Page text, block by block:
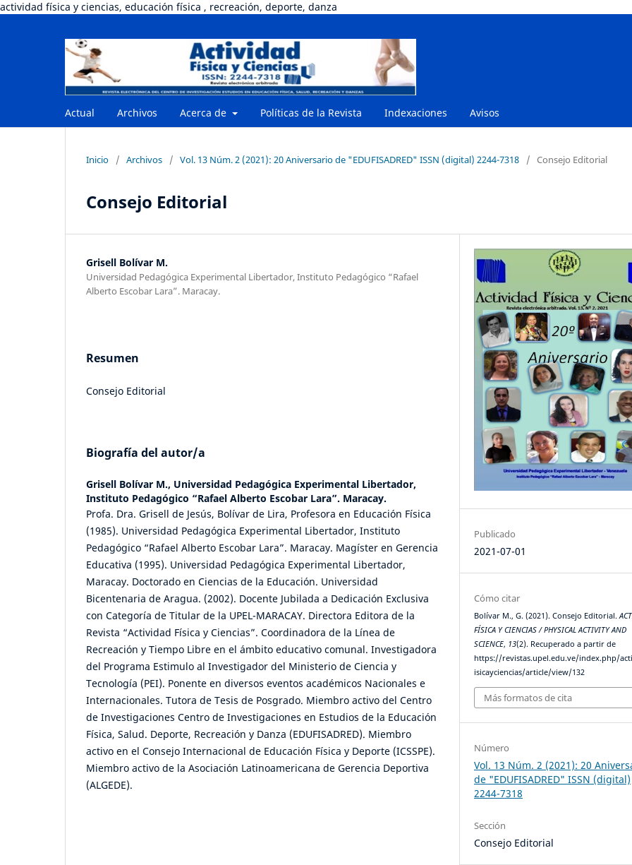
actividad física y ciencias, educación física , recreación, deporte, danza
Actual Archivos Acerca de Políticas de la Revista Indexaciones Avisos
Inicio / Archivos / Vol. 13 Núm. 2 (2021): 20 Aniversario de "EDUFISADRED" ISSN (digital) 2244-7318 / Consejo Editorial
Consejo Editorial
Grisell Bolívar M.
Universidad Pedagógica Experimental Libertador, Instituto Pedagógico “Rafael
Alberto Escobar Lara”. Maracay.
Resumen
Consejo Editorial
Biografía del autor/a
Grisell Bolívar M., Universidad Pedagógica Experimental Libertador,
Instituto Pedagógico “Rafael Alberto Escobar Lara”. Maracay.
Profa. Dra. Grisell de Jesús, Bolívar de Lira, Profesora en Educación Física
(1985). Universidad Pedagógica Experimental Libertador, Instituto
Pedagógico “Rafael Alberto Escobar Lara”. Maracay. Magíster en Gerencia
Educativa (1995). Universidad Pedagógica Experimental Libertador,
Maracay. Doctorado en Ciencias de la Educación. Universidad
Bicentenaria de Aragua. (2002). Docente Jubilada a Dedicación Exclusiva
con Categoría de Titular de la UPEL-MARACAY. Directora Editora de la
Revista “Actividad Física y Ciencias”. Coordinadora de la Línea de
Recreación y Tiempo Libre en el ámbito educativo comunal. Investigadora
del Programa Estimulo al Investigador del Ministerio de Ciencia y
Tecnología (PEI). Ponente en diversos eventos académicos Nacionales e
Internacionales. Tutora de Tesis de Posgrado. Miembro activo del Centro
de Investigaciones Centro de Investigaciones en Estudios de la Educación
Física, Salud. Deporte, Recreación y Danza (EDUFISADRED). Miembro
activo en el Consejo Internacional de Educación Física y Deporte (ICSSPE).
Miembro activo de la Asociación Latinoamericana de Gerencia Deportiva
(ALGEDE).
Publicado
2021-07-01
Cómo citar
Bolívar M., G. (2021). Consejo Editorial.
FÍSICA Y CIENCIAS / PHYSICAL ACTIVITY AND
SCIENCE, 13(2). Recuperado a partir de
https://revistas.upel.edu.ve/index.php/
isicayciencias/article/view/132
Más formatos de cita
Número
Vol. 13 Núm. 2 (2021): 20
de "EDUFISADRED" ISSN (digital)
2244-7318
Sección
Consejo Editorial